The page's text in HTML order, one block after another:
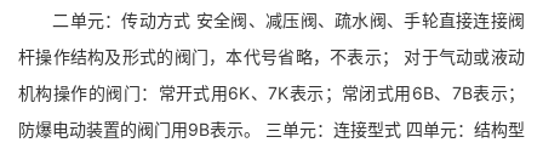
二单元：传动方式 安全阀、减压阀、疏水阀、手轮直接连接阀
杆操作结构及形式的阀门，本代号省略，不表示； 对于气动或液动
机构操作的阀门：常开式用6K、7K表示；常闭式用6B、7B表示；
防爆电动装置的阀门用9B表示。 三单元：连接型式 四单元：结构型